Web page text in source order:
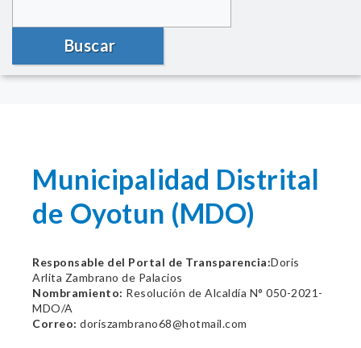
Buscar
Municipalidad Distrital
de Oyotun (MDO)
Responsable del Portal de Transparencia:Doris
Arlita Zambrano de Palacios
Nombramiento: Resolución de Alcaldía N° 050-2021-
MDO/A
Correo: doriszambrano68@hotmail.com